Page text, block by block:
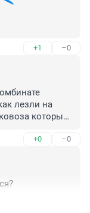
+1 –0
лезли на
который
+0 –0